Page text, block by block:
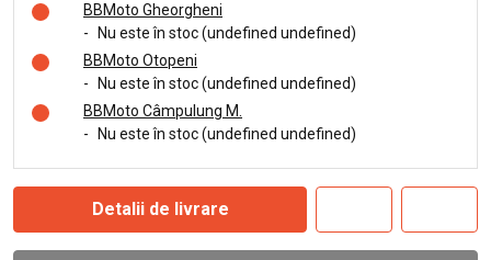
BBMoto Gheorgheni
-
Nu este în stoc (undefined undefined)
BBMoto Otopeni
-
Nu este în stoc (undefined undefined)
BBMoto Câmpulung M.
-
Nu este în stoc (undefined undefined)
Detalii de livrare